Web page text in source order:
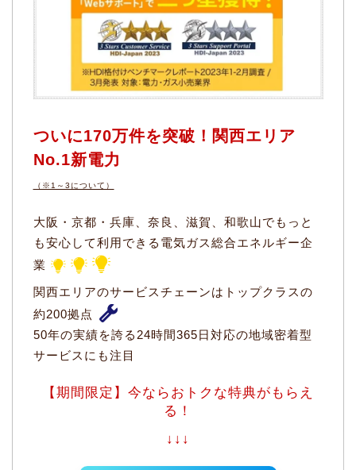
ついに170万件を突破！関西エリア
No.1新電力
（※1～3について）
大阪・京都・兵庫、奈良、滋賀、和歌山でもっと
も安心して利用できる電気ガス総合エネルギー企
業
関西エリアのサービスチェーンはトップクラスの
約200拠点
50年の実績を誇る24時間365日対応の地域密着型
サービスにも注目
【期間限定】今ならおトクな特典がもらえ
る！
↓↓↓